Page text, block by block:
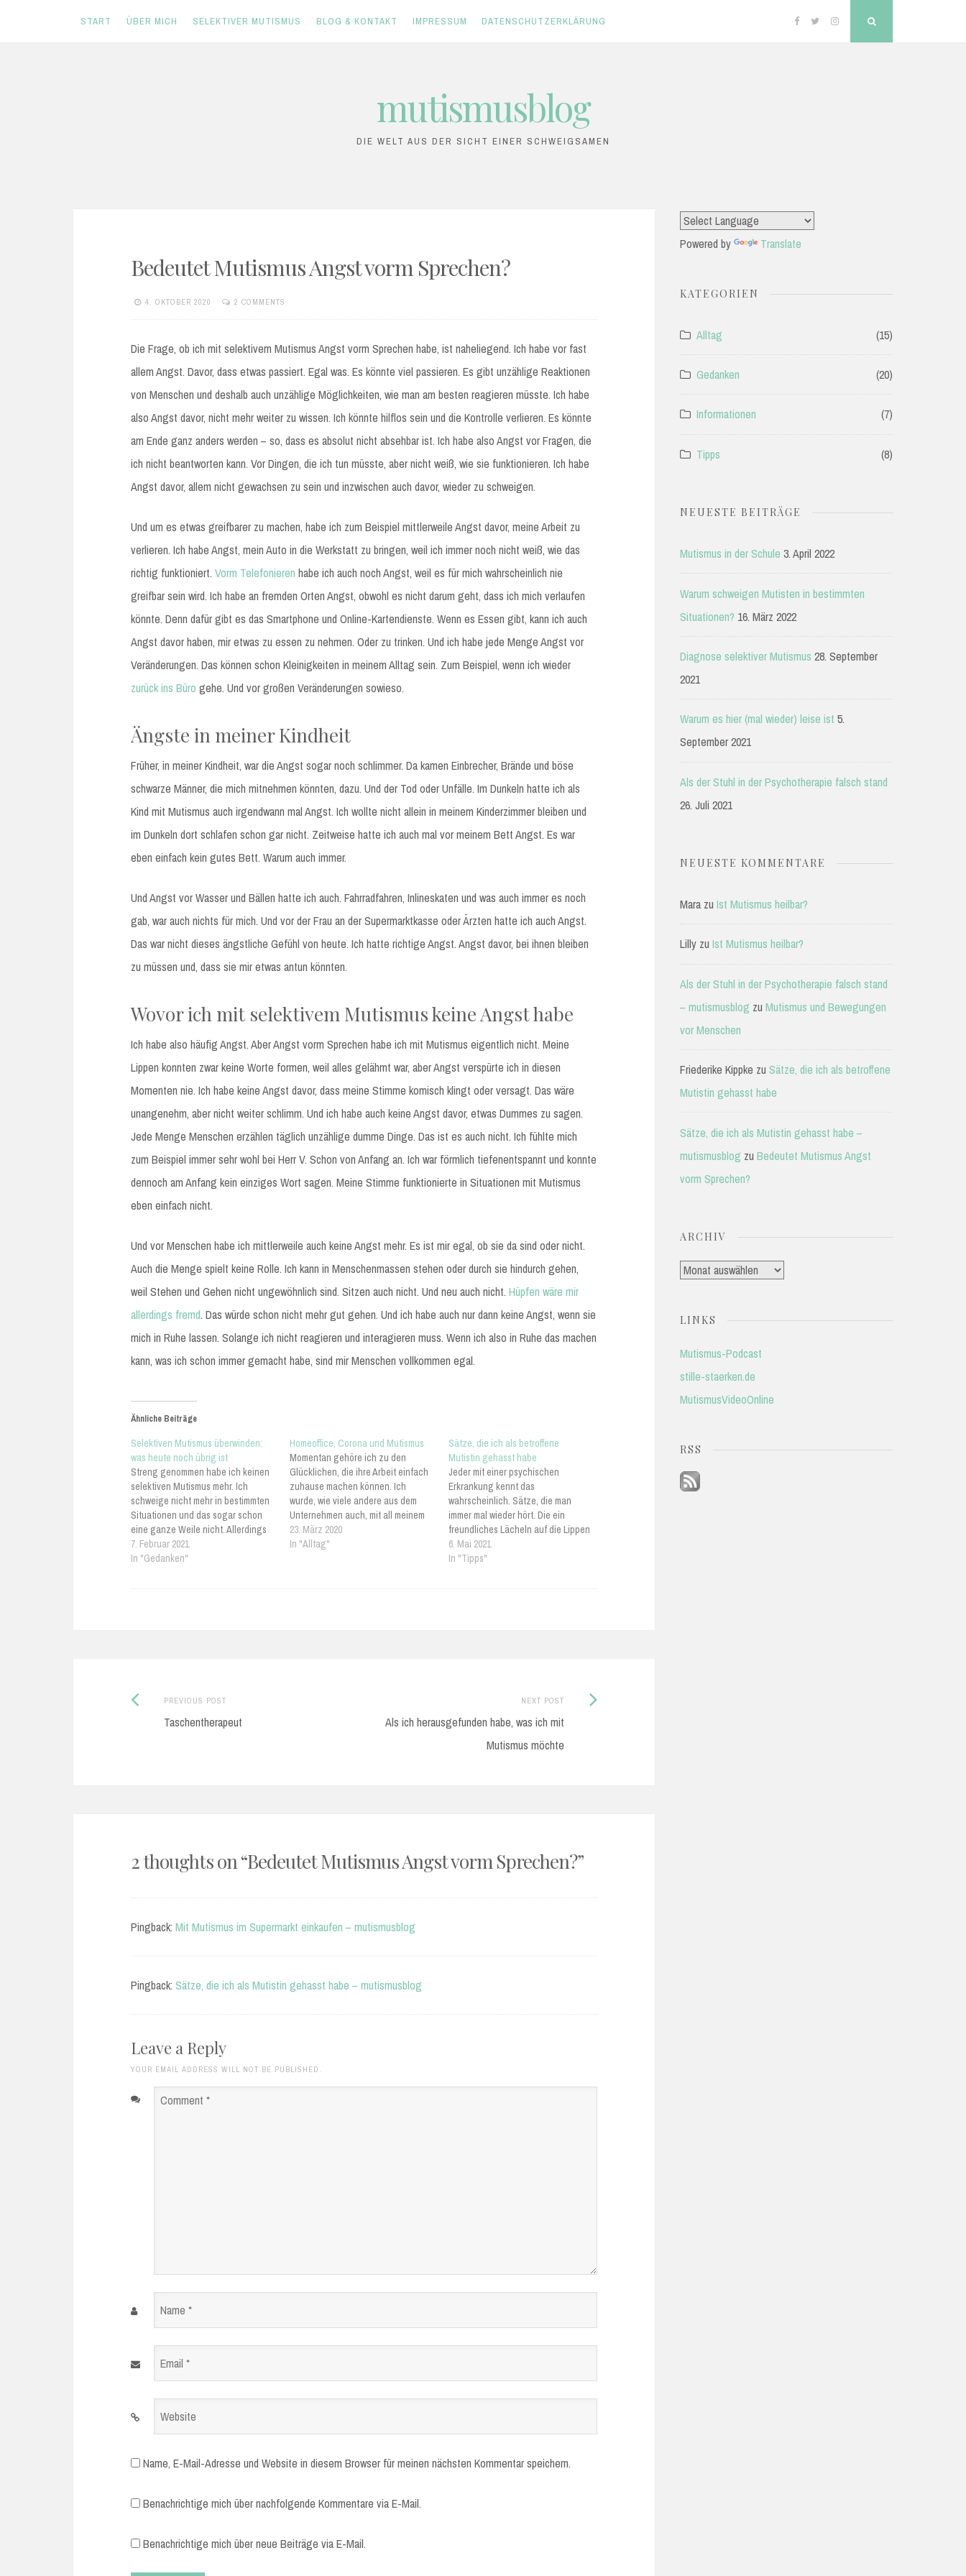
START ÜBER MICH SELEKTIVER MUTISMUS BLOG & KONTAKT IMPRESSUM DATENSCHUTZ­ERKLÄRUNG Facebook
TwitterInstagram
mutismusblog
DIE WELT AUS DER SICHT EINER SCHWEIGSAMEN
Bedeutet Mutismus Angst vorm Sprechen?
4. OKTOBER 2020
2 COMMENTS
Die Frage, ob ich mit selektivem Mutismus Angst vorm Sprechen habe, ist naheliegend. Ich habe vor fast
allem Angst. Davor, dass etwas passiert. Egal was. Es könnte viel passieren. Es gibt unzählige Reaktionen
von Menschen und deshalb auch unzählige Möglichkeiten, wie man am besten reagieren müsste. Ich habe
also Angst davor, nicht mehr weiter zu wissen. Ich könnte hilflos sein und die Kontrolle verlieren. Es könnte
am Ende ganz anders werden – so, dass es absolut nicht absehbar ist. Ich habe also Angst vor Fragen, die
ich nicht beantworten kann. Vor Dingen, die ich tun müsste, aber nicht weiß, wie sie funktionieren. Ich habe
Angst davor, allem nicht gewachsen zu sein und inzwischen auch davor, wieder zu schweigen.
Und um es etwas greifbarer zu machen, habe ich zum Beispiel mittlerweile Angst davor, meine Arbeit zu
verlieren. Ich habe Angst, mein Auto in die Werkstatt zu bringen, weil ich immer noch nicht weiß, wie das
richtig funktioniert. Vorm Telefonieren habe ich auch noch Angst, weil es für mich wahrscheinlich nie
greifbar sein wird. Ich habe an fremden Orten Angst, obwohl es nicht darum geht, dass ich mich verlaufen
könnte. Denn dafür gibt es das Smartphone und Online-Kartendienste. Wenn es Essen gibt, kann ich auch
Angst davor haben, mir etwas zu essen zu nehmen. Oder zu trinken. Und ich habe jede Menge Angst vor
Veränderungen. Das können schon Kleinigkeiten in meinem Alltag sein. Zum Beispiel, wenn ich wieder
zurück ins Büro gehe. Und vor großen Veränderungen sowieso.
Ängste in meiner Kindheit
Früher, in meiner Kindheit, war die Angst sogar noch schlimmer. Da kamen Einbrecher, Brände und böse
schwarze Männer, die mich mitnehmen könnten, dazu. Und der Tod oder Unfälle. Im Dunkeln hatte ich als
Kind mit Mutismus auch irgendwann mal Angst. Ich wollte nicht allein in meinem Kinderzimmer bleiben und
im Dunkeln dort schlafen schon gar nicht. Zeitweise hatte ich auch mal vor meinem Bett Angst. Es war
eben einfach kein gutes Bett. Warum auch immer.
Und Angst vor Wasser und Bällen hatte ich auch. Fahrradfahren, Inlineskaten und was auch immer es noch
gab, war auch nichts für mich. Und vor der Frau an der Supermarktkasse oder Ärzten hatte ich auch Angst.
Das war nicht dieses ängstliche Gefühl von heute. Ich hatte richtige Angst. Angst davor, bei ihnen bleiben
zu müssen und, dass sie mir etwas antun könnten.
Wovor ich mit selektivem Mutismus keine Angst habe
Ich habe also häufig Angst. Aber Angst vorm Sprechen habe ich mit Mutismus eigentlich nicht. Meine
Lippen konnten zwar keine Worte formen, weil alles gelähmt war, aber Angst verspürte ich in diesen
Momenten nie. Ich habe keine Angst davor, dass meine Stimme komisch klingt oder versagt. Das wäre
unangenehm, aber nicht weiter schlimm. Und ich habe auch keine Angst davor, etwas Dummes zu sagen.
Jede Menge Menschen erzählen täglich unzählige dumme Dinge. Das ist es auch nicht. Ich fühlte mich
zum Beispiel immer sehr wohl bei Herr V. Schon von Anfang an. Ich war förmlich tiefenentspannt und konnte
dennoch am Anfang kein einziges Wort sagen. Meine Stimme funktionierte in Situationen mit Mutismus
eben einfach nicht.
Und vor Menschen habe ich mittlerweile auch keine Angst mehr. Es ist mir egal, ob sie da sind oder nicht.
Auch die Menge spielt keine Rolle. Ich kann in Menschenmassen stehen oder durch sie hindurch gehen,
weil Stehen und Gehen nicht ungewöhnlich sind. Sitzen auch nicht. Und neu auch nicht. Hüpfen wäre mir
allerdings fremd. Das würde schon nicht mehr gut gehen. Und ich habe auch nur dann keine Angst, wenn sie
mich in Ruhe lassen. Solange ich nicht reagieren und interagieren muss. Wenn ich also in Ruhe das machen
kann, was ich schon immer gemacht habe, sind mir Menschen vollkommen egal.
Ähnliche Beiträge
Selektiven Mutismus überwinden:
was heute noch übrig ist
Streng genommen habe ich keinen
selektiven Mutismus mehr. Ich
schweige nicht mehr in bestimmten
Situationen und das sogar schon
eine ganze Weile nicht. Allerdings
kann ich noch nicht allzu lange
sagen, dass ich den Mutismus
vielleicht schon, aber für mich ist
7. Februar 2021
In "Gedanken"
Homeoffice, Corona und Mutismus
Momentan gehöre ich zu den
Glücklichen, die ihre Arbeit einfach
zuhause machen können. Ich
wurde, wie viele andere aus dem
Unternehmen auch, mit all meinem
Krempel nachhause geschickt. Und
dort habe ich nun seit einer Woche
für Chats und Videokonferenzen
23. März 2020
In "Alltag"
Sätze, die ich als betroffene
Mutistin gehasst habe
Jeder mit einer psychischen
Erkrankung kennt das
wahrscheinlich. Sätze, die man
immer mal wieder hört. Die ein
freundliches Lächeln auf die Lippen
malen, aber in Wahrheit einen nur
zur Weißglut bringen. Und zwar,
ernst genommen wird. Zwei davon
6. Mai 2021
In "Tipps"
PostPREVIOUS POSTPrevious
post:
Taschentherapeut
NEXT POST
Als ich herausgefunden habe, was ich mit
Mutismus möchte
Next
2 thoughts on “Bedeutet Mutismus Angst vorm Sprechen?”
Pingback: Mit Mutismus im Supermarkt einkaufen – mutismusblog
Pingback: Sätze, die ich als Mutistin gehasst habe – mutismusblog
Leave a Reply
YOUR EMAIL ADDRESS WILL NOT BE PUBLISHED.
Comment
Name
Email
Website
Name, E-Mail-Adresse und Website in diesem Browser für meinen nächsten Kommentar speichern.
Benachrichtige mich über nachfolgende Kommentare via E-Mail.
Benachrichtige mich über neue Beiträge via E-Mail.
Powered by Translate
KATEGORIEN
Alltag (15)
Gedanken (20)
Informationen (7)
Tipps (8)
NEUESTE BEITRÄGE
Mutismus in der Schule 3. April 2022
Warum schweigen Mutisten in bestimmten
Situationen? 16. März 2022
Diagnose selektiver Mutismus 28. September
2021
Warum es hier (mal wieder) leise ist 5.
September 2021
Als der Stuhl in der Psychotherapie falsch stand
26. Juli 2021
NEUESTE KOMMENTARE
Marazu Ist Mutismus heilbar?
Lillyzu Ist Mutismus heilbar?
Als der Stuhl in der Psychotherapie falsch stand
– mutismusblog zu Mutismus und Bewegungen
vor Menschen
Friederike Kippke zu Sätze, die ich als betroffene
Mutistin gehasst habe
Sätze, die ich als Mutistin gehasst habe –
mutismusblog zu Bedeutet Mutismus Angst
vorm Sprechen?
ARCHIV
Archiv
LINKS
Mutismus-Podcast
stille-staerken.de
MutismusVideoOnline
RSS